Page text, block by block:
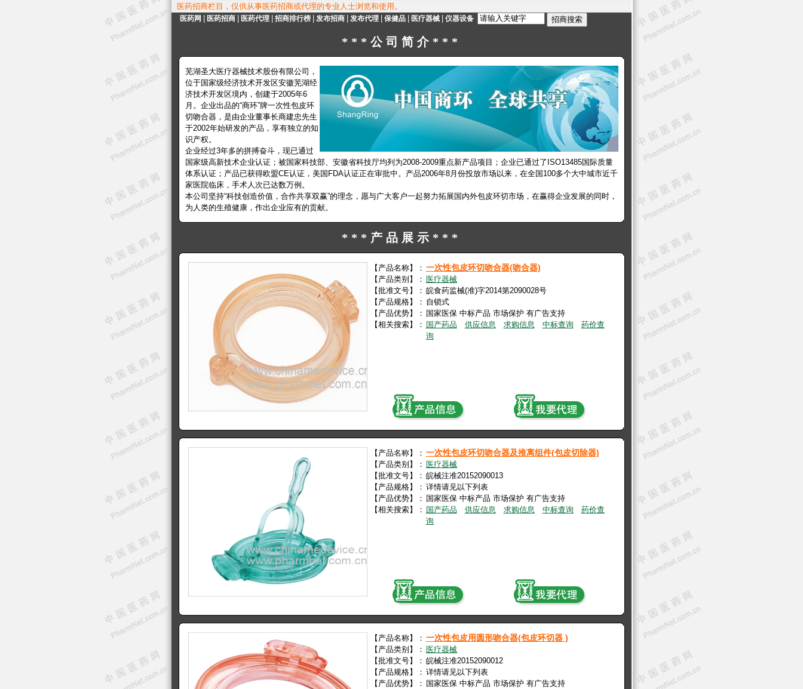
医药招商栏目，仅供从事医药招商或代理的专业人士浏览和使用。
医药网 医药招商 医药代理 招商排行榜 发布招商 发布代理 保健品 医疗器械 仪器设备
***公司简介***
芜湖圣大医疗器械技术股份有限公司，
位于国家级经济技术开发区安徽芜湖经
济技术开发区境内，创建于2005年6
月。企业出品的“商环”牌一次性包皮环
切吻合器，是由企业董事长商建忠先生
于2002年始研发的产品，享有独立的知
识产权。
企业经过3年多的拼搏奋斗，现已通过
国家级高新技术企业认证；被国家科技部、安徽省科技厅均列为2008-2009重点新产品项目；企业已通过了ISO13485国际质量
体系认证；产品已获得欧盟CE认证，美国FDA认证正在审批中。产品2006年8月份投放市场以来，在全国100多个大中城市近千
家医院临床，手术人次已达数万例。
本公司坚持“科技创造价值，合作共享双赢”的理念，愿与广大客户一起努力拓展国内外包皮环切市场，在赢得企业发展的同时，
为人类的生殖健康，作出企业应有的贡献。
***产品展示***
【产品名称】： 一次性包皮环切吻合器(吻合器)
【产品类别】： 医疗器械
【批准文号】： 皖食药监械(准)字2014第2090028号
【产品规格】： 自锁式
【产品优势】： 国家医保 中标产品 市场保护 有广告支持
【相关搜索】： 国产药品 供应信息 求购信息 中标查询
药价查
询
【产品名称】： 一次性包皮环切吻合器及推离组件(包皮切除器)
【产品类别】： 医疗器械
【批准文号】： 皖械注准20152090013
【产品规格】： 详情请见以下列表
【产品优势】： 国家医保 中标产品 市场保护 有广告支持
【相关搜索】： 国产药品 供应信息 求购信息 中标查询
药价查
询
【产品名称】： 一次性包皮用圆形吻合器(包皮环切器 )
【产品类别】： 医疗器械
【批准文号】： 皖械注准20152090012
【产品规格】： 详情请见以下列表
【产品优势】： 国家医保 中标产品 市场保护 有广告支持